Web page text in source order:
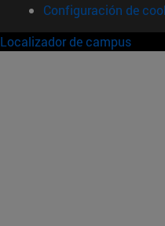
Configuración de
Localizador de campus